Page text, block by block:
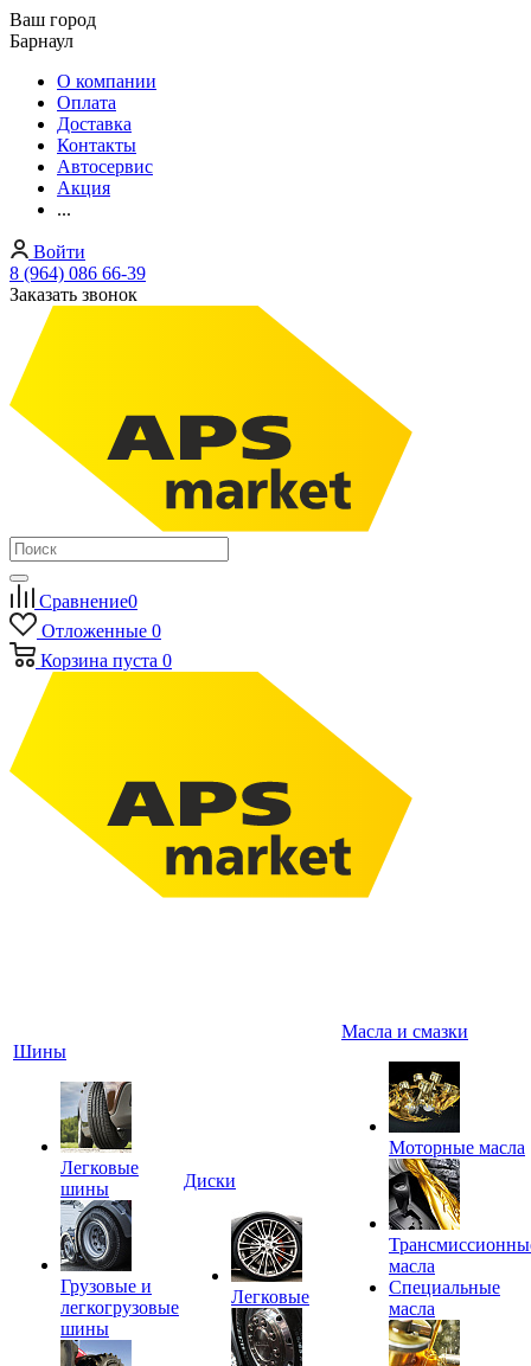
Ваш город
Барнаул
О компании
Оплата
Доставка
Контакты
Автосервис
Акция
...
Войти
8 (964) 086 66-39
Заказать звонок
Сравнение0
Отложенные 0
Корзина пуста 0
Шины
Легковые
шины
Грузовые и
легкогрузовые
шины
Диски
Легковые
Масла и смазки
Моторные масла
масла
Специальные
масла